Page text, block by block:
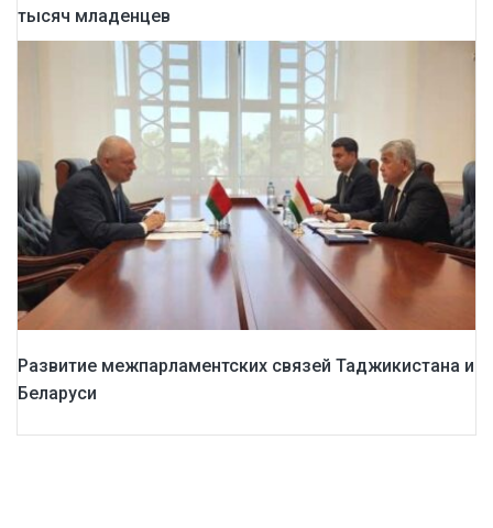
тысяч младенцев
Развитие межпарламентских связей Таджикистана и
Беларуси